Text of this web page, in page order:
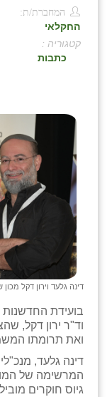
המחברת/ת:
החקלאי
קטגוריה :
כתבות
דינה גלעד וירון דקל
בועידת החדשנות
וד"ר ירון דקל,
ואת תרומתו
דינה גלעד,
המרשימה של
גיוס חוקרים
בני ציון
בצרה
גן הדרום
גן השומרון
גני עם
גני יהודה
ורד יריחו
זוהר
הדר עם
חבצלת השרון